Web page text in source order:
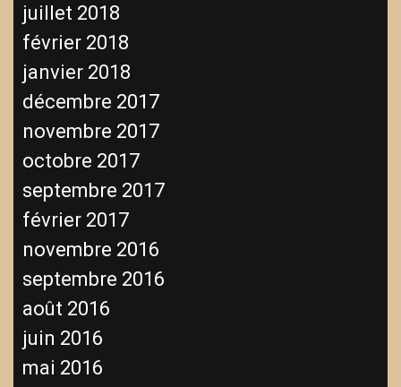
juillet 2018
février 2018
janvier 2018
décembre 2017
novembre 2017
octobre 2017
septembre 2017
février 2017
novembre 2016
septembre 2016
août 2016
juin 2016
mai 2016